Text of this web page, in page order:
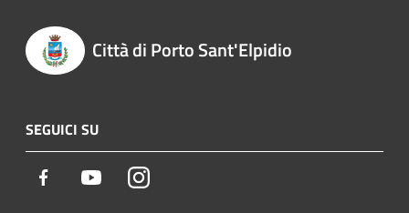
Città di Porto Sant'Elpidio
SEGUICI SU
Facebook YoutubeInstagram